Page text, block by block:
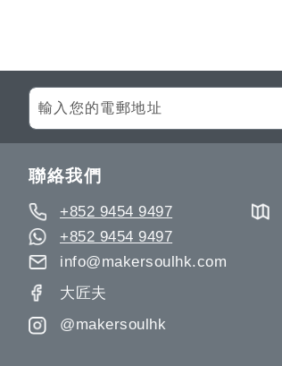
Sign
Up
for
Our
聯絡我們
+852 9454 9497
+852 9454 9497
info@makersoulhk.com
大匠夫
@makersoulhk